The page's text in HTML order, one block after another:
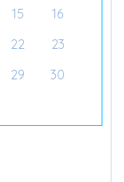
15
16
22
23
29 30